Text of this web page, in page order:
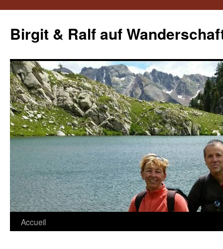
contenu
Birgit & Ralf auf
Accueil